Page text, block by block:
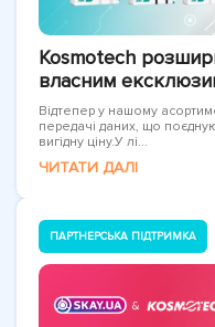
Kosmotech
власним
Відтепер у нашому
передачі даних, що
вигідну ціну.У лі...
ЧИТАТИ ДАЛІ
ПАРТНЕРСЬКА ПІДТРИМКА